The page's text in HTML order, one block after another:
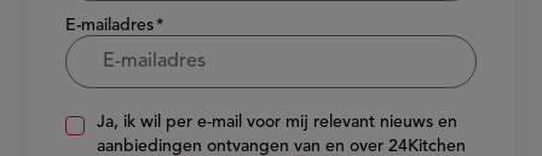
E-mailadres
Ja, ik wil per e-mail voor mij relevant nieuws en
aanbiedingen ontvangen van en over 24Kitchen